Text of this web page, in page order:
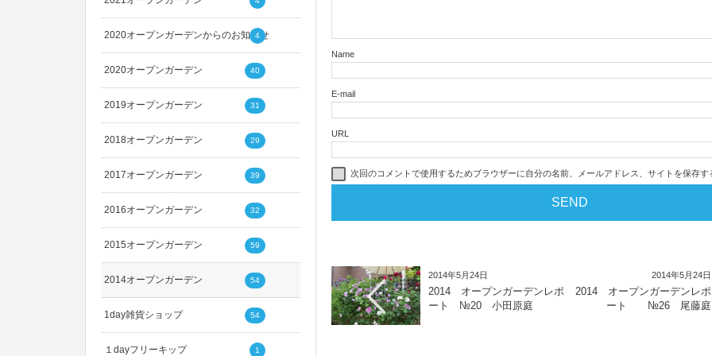
Name
E-mail
URL
次回のコメントで使用するためブラウザーに自分の名前、メールアドレス、サイトを保存す
2014年5月24日
2014 オープンガーデンレポ
ート №20 小田原庭
2014年5月24日
2014 オープンガーデンレポ
ート №26 尾藤庭
2020オープンガーデンからのお知らせ
4
2020オープンガーデン 40
2019オープンガーデン 31
2018オープンガーデン 29
2017オープンガーデン 39
2016オープンガーデン 32
2015オープンガーデン 59
2014オープンガーデン 54
1day雑貨ショップ 54
１dayフリーキップ 1